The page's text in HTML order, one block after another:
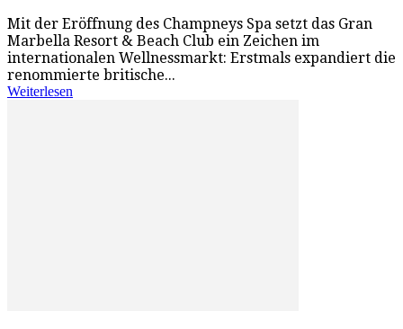
Mit der Eröffnung des Champneys Spa setzt das Gran
Marbella Resort & Beach Club ein Zeichen im
internationalen Wellnessmarkt: Erstmals expandiert die
renommierte britische...
Weiterlesen